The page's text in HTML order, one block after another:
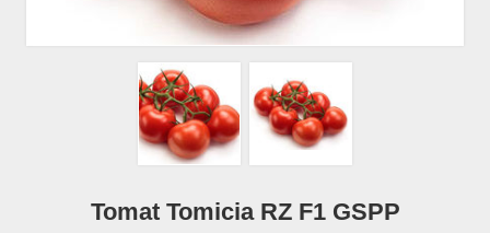
Tomat Tomicia RZ F1 GSPP